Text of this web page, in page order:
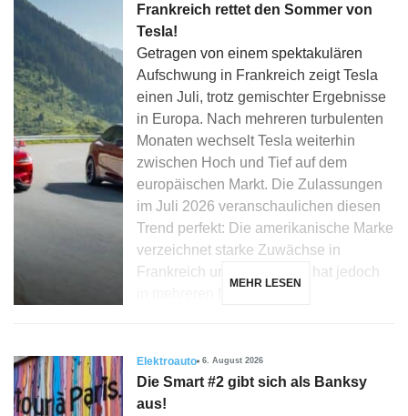
Frankreich rettet den Sommer von
Tesla!
Getragen von einem spektakulären
Aufschwung in Frankreich zeigt Tesla
einen Juli, trotz gemischter Ergebnisse
in Europa. Nach mehreren turbulenten
Monaten wechselt Tesla weiterhin
zwischen Hoch und Tief auf dem
europäischen Markt. Die Zulassungen
im Juli 2026 veranschaulichen diesen
Trend perfekt: Die amerikanische Marke
verzeichnet starke Zuwächse in
Frankreich und Dänemark, hat jedoch
MEHR LESEN
Elektroauto 6. August 2026
Die Smart #2 gibt sich als Banksy
aus!